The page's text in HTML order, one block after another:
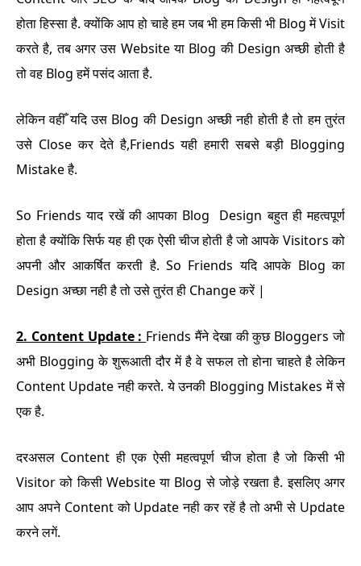
होता हिस्सा है. क्योंकि आप हो चाहे हम जब भी हम किसी भी Blog में Visit
करते है, तब अगर उस Website या Blog की Design अच्छी होती है
तो वह Blog हमें पसंद आता है.
लेकिन वहीँ यदि उस Blog की Design अच्छी नही होती है तो हम तुरंत
उसे Close कर देते है,Friends यही हमारी सबसे बड़ी Blogging
Mistake है.
So Friends याद रखें की आपका Blog Design बहुत ही महत्वपूर्ण
होता है क्योंकि सिर्फ यह ही एक ऐसी चीज होती है जो आपके Visitors को
अपनी और आकर्षित करती है. So Friends यदि आपके Blog का
Design अच्छा नही है तो उसे तुरंत ही Change करें |
2. Content Update : Friends मैंने देखा की कुछ Bloggers जो
अभी Blogging के शुरूआती दौर में है वे सफल तो होना चाहते है लेकिन
Content Update नही करते. ये उनकी Blogging Mistakes में से
एक है.
दरअसल Content ही एक ऐसी महत्वपूर्ण चीज होता है जो किसी भी
Visitor को किसी Website या Blog से जोड़े रखता है. इसलिए अगर
आप अपने Content को Update नही कर रहें है तो अभी से Update
करने लगें.